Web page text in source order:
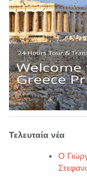
Τελευταία νέα
Ο